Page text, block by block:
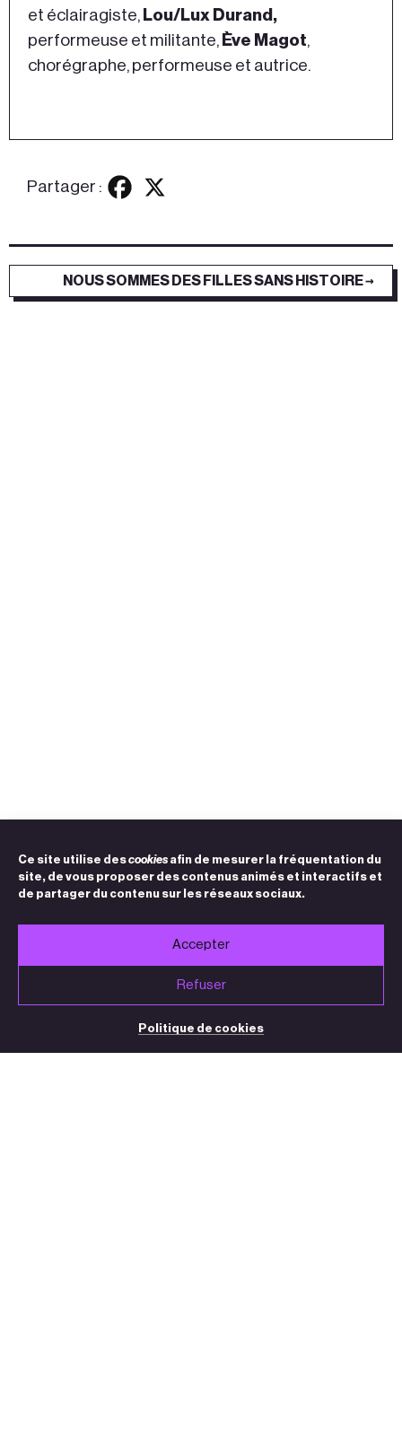
Ce site utilise descookies afin de mesurer la fréquentation du
site, de vous proposer des contenus animés et interactifs et
de partager du contenu sur les réseaux sociaux.
Accepter
Refuser
Politique de cookies
et éclairagiste, Lou/Lux Durand,
performeuse et militante, Ève Magot,
chorégraphe, performeuse et autrice.
Partager :
NOUS SOMMES DES FILLES SANS HISTOIRE →